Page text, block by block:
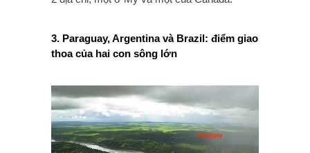
3. Paraguay, Argentina và Brazil: điểm giao
thoa của hai con sông lớn